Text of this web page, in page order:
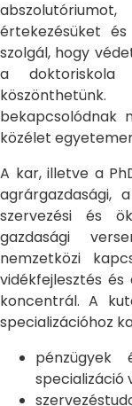
értekezésüket
szolgál, hogy
a
bekapcsolódnak
közélet
A kar, illetve a
agrárgazdasági,
szervezési és
gazdasági
nemzetközi
vidékfejlesztés
koncentrál. A
specializációhoz
pénzügyek
specializáció